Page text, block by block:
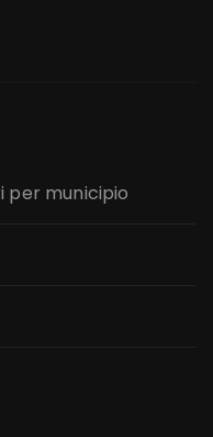
per municipio